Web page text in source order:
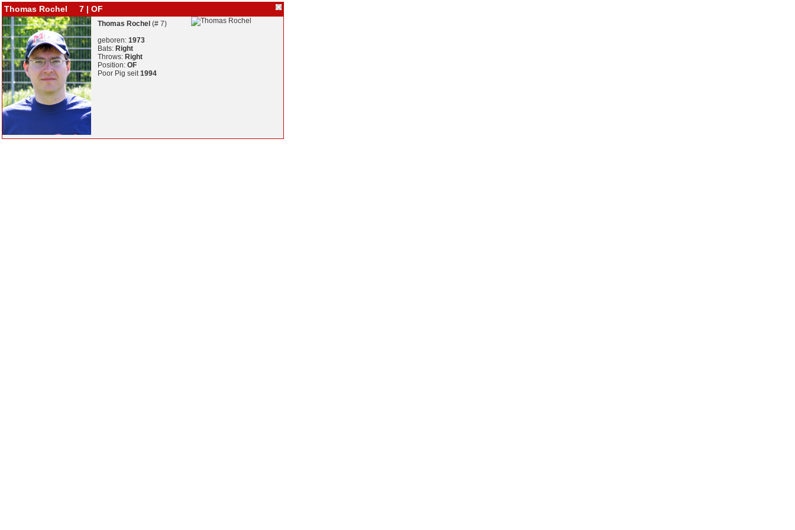
Thomas Rochel 7 | OF
Thomas Rochel (# 7)
geboren: 1973
Bats: Right
Throws: Right
Position: OF
Poor Pig seit1994